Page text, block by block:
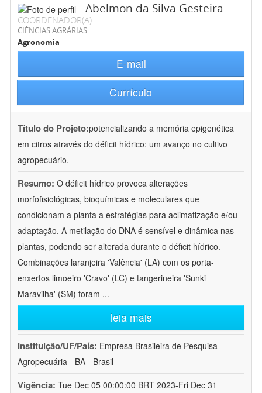
Abelmon da Silva Gesteira
COORDENADOR(A)
CIÊNCIAS AGRÁRIAS
Agronomia
E-mail
Currículo
Título do Projeto:potencializando a memória epigenética
em citros através do déficit hídrico: um avanço no cultivo
agropecuário.
Resumo: O déficit hídrico provoca alterações
morfofisiológicas, bioquímicas e moleculares que
condicionam a planta a estratégias para aclimatização e/ou
adaptação. A metilação do DNA é sensível e dinâmica nas
plantas, podendo ser alterada durante o déficit hídrico.
Combinações laranjeira 'Valência' (LA) com os porta-
enxertos limoeiro 'Cravo' (LC) e tangerineira 'Sunki
Maravilha' (SM) foram ...
leia mais
Instituição/UF/País: Empresa Brasileira de Pesquisa
Agropecuária - BA - Brasil
Vigência: Tue Dec 05 00:00:00 BRT 2023-Fri Dec 31